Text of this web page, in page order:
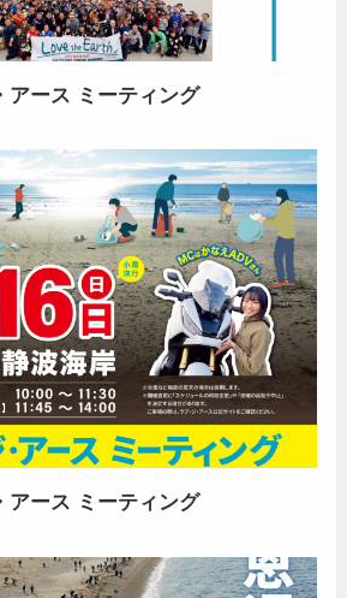
アース ミーティング
アース ミーティング